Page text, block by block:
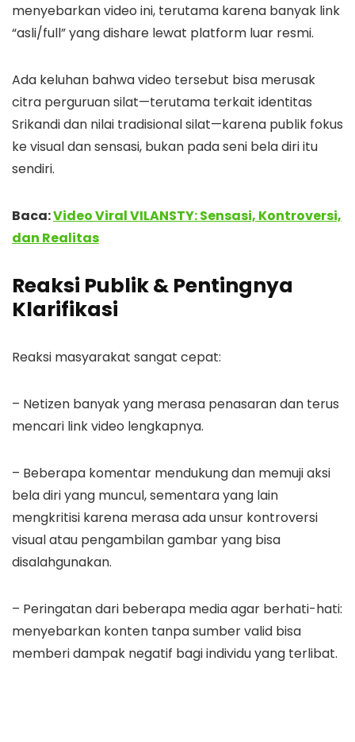
menyebarkan video ini, terutama karena banyak link
“asli/full” yang dishare lewat platform luar resmi.
Ada keluhan bahwa video tersebut bisa merusak
citra perguruan silat—terutama terkait identitas
Srikandi dan nilai tradisional silat—karena publik fokus
ke visual dan sensasi, bukan pada seni bela diri itu
sendiri.
Baca:Video Viral VILANSTY: Sensasi, Kontroversi,
dan Realitas
Reaksi Publik & Pentingnya
Klarifikasi
Reaksi masyarakat sangat cepat:
– Netizen banyak yang merasa penasaran dan terus
mencari link video lengkapnya.
– Beberapa komentar mendukung dan memuji aksi
bela diri yang muncul, sementara yang lain
mengkritisi karena merasa ada unsur kontroversi
visual atau pengambilan gambar yang bisa
disalahgunakan.
– Peringatan dari beberapa media agar berhati-hati:
menyebarkan konten tanpa sumber valid bisa
memberi dampak negatif bagi individu yang terlibat.